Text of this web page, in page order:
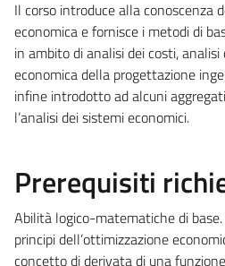
Il corso introduce alla conoscenza
economica e fornisce i metodi di
in ambito di analisi dei costi,
economica della progettazione
infine introdotto ad alcuni
l’analisi dei sistemi economici.
Prerequisiti
Abilità logico-matematiche di
principi dell’ottimizzazione
concetto di derivata di una